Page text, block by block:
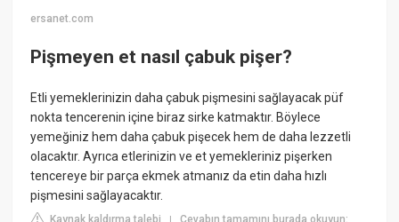
ersanet.com
Pişmeyen et nasıl çabuk pişer?
Etli yemeklerinizin daha çabuk pişmesini sağlayacak püf
nokta tencerenin içine biraz sirke katmaktır. Böylece
yemeğiniz hem daha çabuk pişecek hem de daha lezzetli
olacaktır. Ayrıca etlerinizin ve et yemekleriniz pişerken
tencereye bir parça ekmek atmanız da etin daha hızlı
pişmesini sağlayacaktır.
Kaynak kaldırma talebi |Cevabın tamamını burada okuyun: